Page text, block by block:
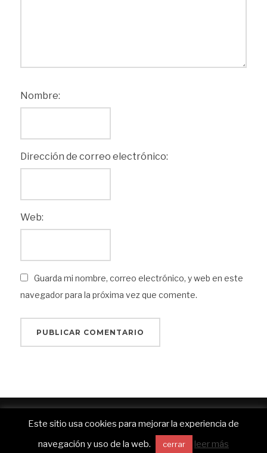
Nombre:
Dirección de correo electrónico:
Web:
Guarda mi nombre, correo electrónico, y web en este
navegador para la próxima vez que comente.
Funciona con WordPress
Inspiro WordPress Theme porWPZOOM
Este sitio usa cookies para mejorar la experiencia de
navegación y uso de la web.
cerrar leer más